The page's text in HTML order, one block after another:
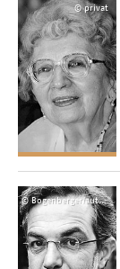
© privat
© Bogenberger/autorenfotos.com